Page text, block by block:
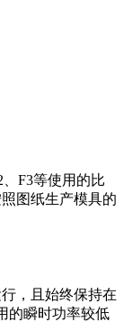
F3等使用的比
图纸生产模具的
，且始终保持在
的瞬时功率较低